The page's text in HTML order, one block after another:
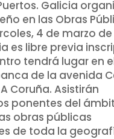
Galicia
en las Obras
4 de marzo de
es libre previa
tendrá lugar en
de la avenida
Coruña. Asistirán
ponentes del
obras públicas
de toda la